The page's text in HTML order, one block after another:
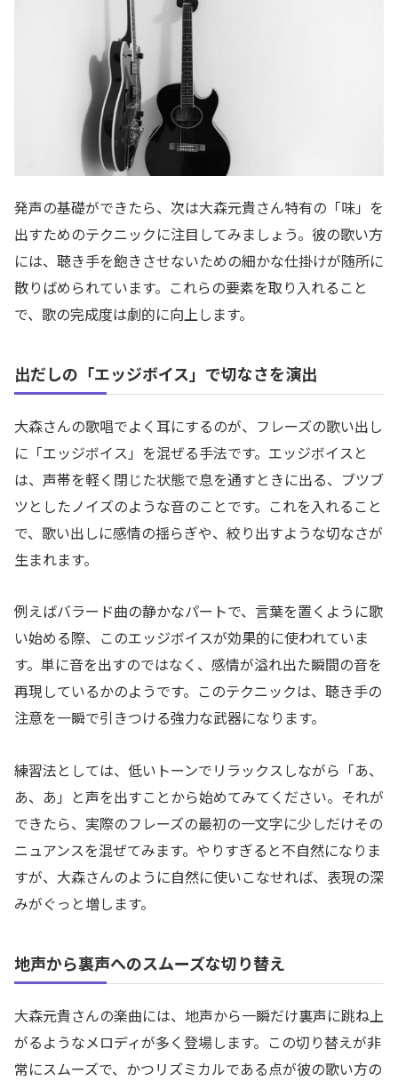
発声の基礎ができたら、次は大森元貴さん特有の「味」を
出すためのテクニックに注目してみましょう。彼の歌い方
には、聴き手を飽きさせないための細かな仕掛けが随所に
散りばめられています。これらの要素を取り入れること
で、歌の完成度は劇的に向上します。
出だしの「エッジボイス」で切なさを演出
大森さんの歌唱でよく耳にするのが、フレーズの歌い出し
に「エッジボイス」を混ぜる手法です。エッジボイスと
は、声帯を軽く閉じた状態で息を通すときに出る、ブツブ
ツとしたノイズのような音のことです。これを入れること
で、歌い出しに感情の揺らぎや、絞り出すような切なさが
生まれます。
例えばバラード曲の静かなパートで、言葉を置くように歌
い始める際、このエッジボイスが効果的に使われていま
す。単に音を出すのではなく、感情が溢れ出た瞬間の音を
再現しているかのようです。このテクニックは、聴き手の
注意を一瞬で引きつける強力な武器になります。
練習法としては、低いトーンでリラックスしながら「あ、
あ、あ」と声を出すことから始めてみてください。それが
できたら、実際のフレーズの最初の一文字に少しだけその
ニュアンスを混ぜてみます。やりすぎると不自然になりま
すが、大森さんのように自然に使いこなせれば、表現の深
みがぐっと増します。
地声から裏声へのスムーズな切り替え
大森元貴さんの楽曲には、地声から一瞬だけ裏声に跳ね上
がるようなメロディが多く登場します。この切り替えが非
常にスムーズで、かつリズミカルである点が彼の歌い方の